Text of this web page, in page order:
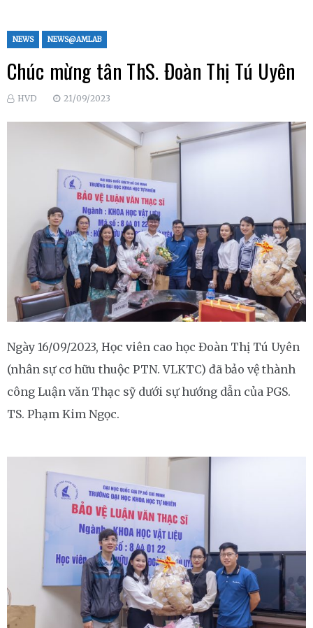
NEWS NEWS@AMLAB
Chúc mừng tân ThS. Đoàn Thị Tú Uyên
HVD 21/09/2023
Ngày 16/09/2023, Học viên cao học Đoàn Thị Tú Uyên
(nhân sự cơ hữu thuộc PTN. VLKTC) đã bảo vệ thành
công Luận văn Thạc sỹ dưới sự hướng dẫn của PGS.
TS. Phạm Kim Ngọc.